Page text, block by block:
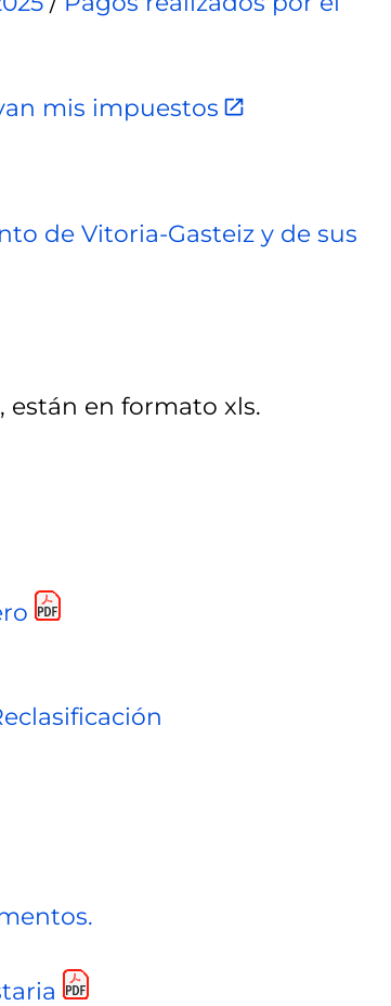
mis impuestos
de Vitoria-Gasteiz y de sus
están en formato xls.